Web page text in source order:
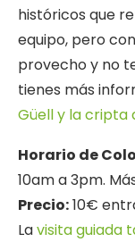
históricos que
equipo, pero
provecho y no
tienes más
Güell y la cripta
Horario de
10am a 3pm.
Precio:10€
Lavisita guiada